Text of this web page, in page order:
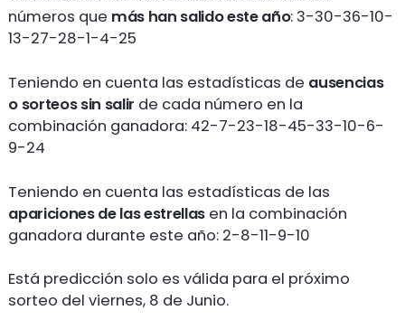
números que más han salido este año: 3-30-36-10-
13-27-28-1-4-25
Teniendo en cuenta las estadísticas de ausencias
o sorteos sin salir de cada número en la
combinación ganadora: 42-7-23-18-45-33-10-6-
9-24
Teniendo en cuenta las estadísticas de las
apariciones de las estrellas en la combinación
ganadora durante este año: 2-8-11-9-10
Está predicción solo es válida para el próximo
sorteo del viernes, 8 de Junio.